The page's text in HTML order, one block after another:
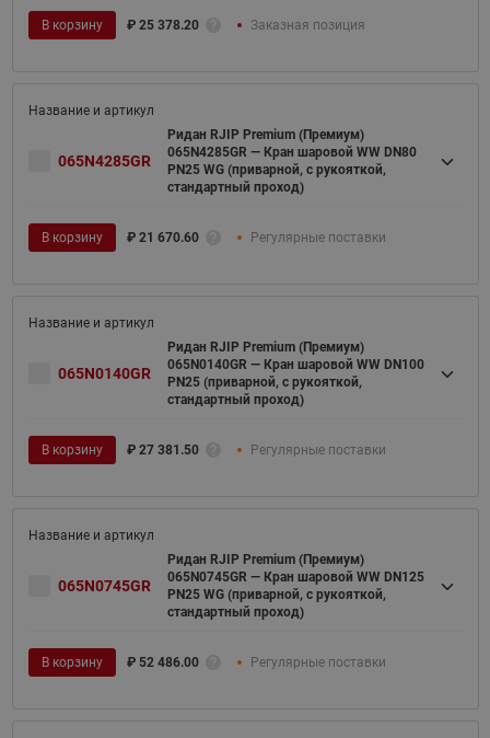
В корзину ₽ 25 378.20 Заказная позиция
065N4285GR
Ридан RJIP Premium (Премиум)
065N4285GR — Кран шаровой WW DN80
PN25 WG (приварной, с рукояткой,
стандартный проход)
В корзину ₽ 21 670.60 Регулярные поставки
065N0140GR
Ридан RJIP Premium (Премиум)
065N0140GR — Кран шаровой WW DN100
PN25 (приварной, с рукояткой,
стандартный проход)
В корзину ₽ 27 381.50 Регулярные поставки
065N0745GR
Ридан RJIP Premium (Премиум)
065N0745GR — Кран шаровой WW DN125
PN25 WG (приварной, с рукояткой,
стандартный проход)
В корзину ₽ 52 486.00 Регулярные поставки